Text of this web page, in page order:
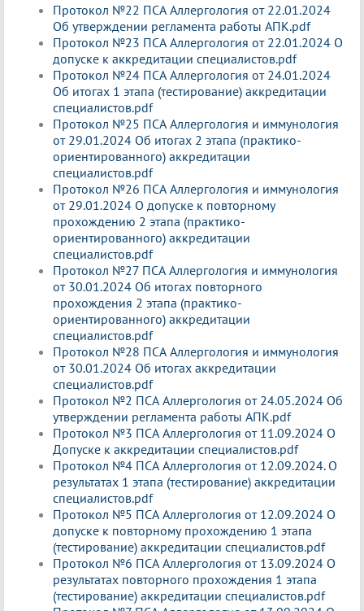
Протокол №22 ПСА Аллергология от 22.01.2024
Об утверждении регламента работы АПК.pdf
Протокол №23 ПСА Аллергология от 22.01.2024 О
допуске к аккредитации специалистов.pdf
Протокол №24 ПСА Аллергология от 24.01.2024
Об итогах 1 этапа (тестирование) аккредитации
специалистов.pdf
Протокол №25 ПСА Аллергология и иммунология
от 29.01.2024 Об итогах 2 этапа (практико-
ориентированного) аккредитации
специалистов.pdf
Протокол №26 ПСА Аллергология и иммунология
от 29.01.2024 О допуске к повторному
прохождению 2 этапа (практико-
ориентированного) аккредитации
специалистов.pdf
Протокол №27 ПСА Аллергология и иммунология
от 30.01.2024 Об итогах повторного
прохождения 2 этапа (практико-
ориентированного) аккредитации
специалистов.pdf
Протокол №28 ПСА Аллергология и иммунология
от 30.01.2024 Об итогах аккредитации
специалистов.pdf
Протокол №2 ПСА Аллергология от 24.05.2024 Об
утверждении регламента работы АПК.pdf
Протокол №3 ПСА Аллергология от 11.09.2024 О
Допуске к аккредитации специалистов.pdf
Протокол №4 ПСА Аллергология от 12.09.2024. О
результатах 1 этапа (тестирование) аккредитации
специалистов.pdf
Протокол №5 ПСА Аллергология от 12.09.2024 О
допуске к повторному прохождению 1 этапа
(тестирование) аккредитации специалистов.pdf
Протокол №6 ПСА Аллергология от 13.09.2024 О
результатах повторного прохождения 1 этапа
(тестирование) аккредитации специалистов.pdf